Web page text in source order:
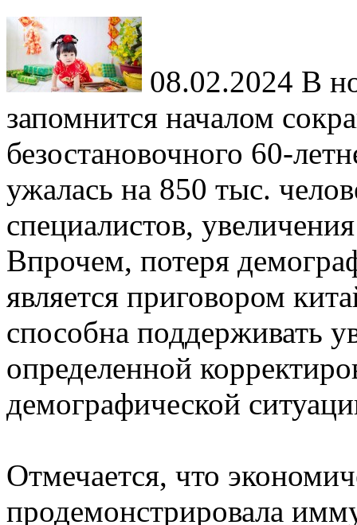
08.02.2024 В
запомнится началом
безостановочного 60-
ужалась на 850 тыс.
специалистов,
Впрочем, потеря
является приговором
способна поддерживать
определенной
демографической
Отмечается, что
продемонстрировала